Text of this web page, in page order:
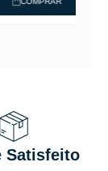
Satisfeito